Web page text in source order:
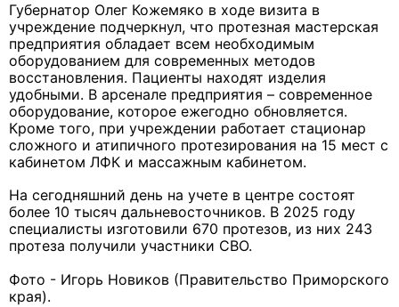
Губернатор Олег Кожемяко в ходе визита в
учреждение подчеркнул, что протезная мастерская
предприятия обладает всем необходимым
оборудованием для современных методов
восстановления. Пациенты находят изделия
удобными. В арсенале предприятия – современное
оборудование, которое ежегодно обновляется.
Кроме того, при учреждении работает стационар
сложного и атипичного протезирования на 15 мест с
кабинетом ЛФК и массажным кабинетом.
На сегодняшний день на учете в центре состоят
более 10 тысяч дальневосточников. В 2025 году
специалисты изготовили 670 протезов, из них 243
протеза получили участники СВО.
Фото - Игорь Новиков (Правительство Приморского
края).